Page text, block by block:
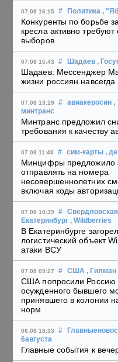
07.08 16:15 # Политика ,
Конкуренты по борьбе
кресла активно
выборов
07.08 15:43 # Шадаев ,
Шадаев: Мессенджер
жизни россиян навсегда
07.08 13:19 # авиакеросин ,
минтранс
Минтранс предложил
требования к качеству
07.08 11:49 # сим-карты ,
Минцифры предложило
отправлять на номера
несовершеннолетних
включая коды
07.08 10:39 #
Екатеринбург , Wildberries
В Екатеринбурге
логистический объект
атаки ВСУ
07.08 09:27 # США , Гилман
США попросили Россию
осужденного бывшего
принявшего в колонии
норм
06.08 18:33 #
6августа
Главные события к